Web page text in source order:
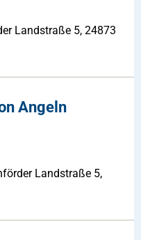
Landstraße 5, 24873
Angeln
Landstraße 5,